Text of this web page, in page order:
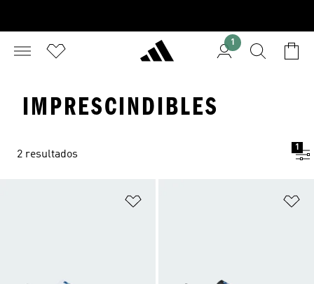
1
IMPRESCINDIBLES
2 resultados
1